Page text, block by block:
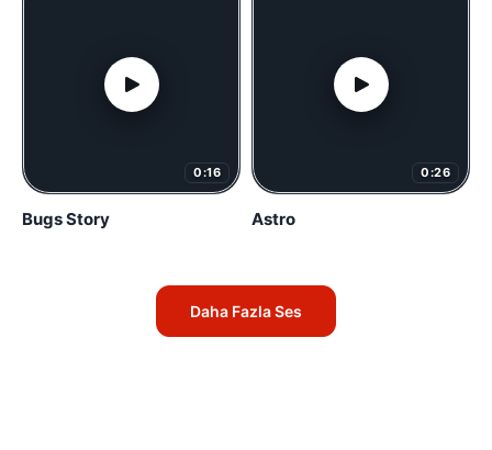
0:16
Bugs Story
0:26
Astro
Daha Fazla Ses